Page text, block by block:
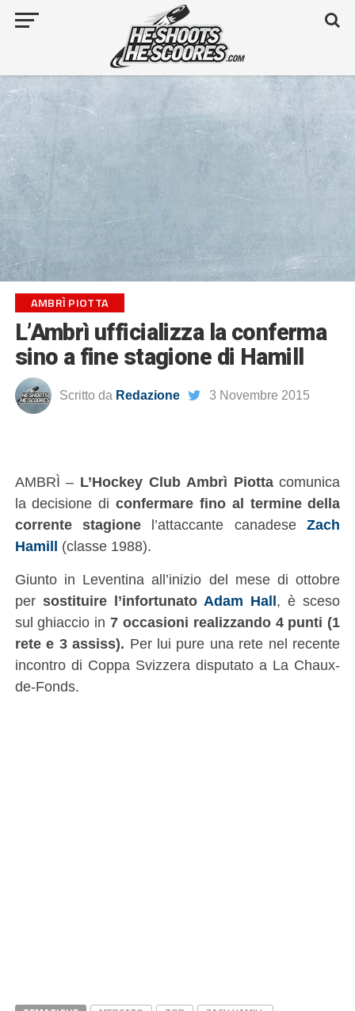
AMBRÌ PIOTTA
L’Ambrì ufficializza la conferma
sino a fine stagione di Hamill
Scritto da Redazione 3 Novembre 2015
AMBRÌ – L’Hockey Club Ambrì Piottacomunica
la decisione diconfermare fino al termine della
corrente stagione l’attaccante canadeseZach
Hamill (classe 1988).
Giunto in Leventina all’inizio del mese di ottobre
per sostituire l’infortunato Adam Hall, è sceso
sul ghiaccio in7 occasioni realizzando 4 punti (1
rete e 3 assiss). Per lui pure una rete nel recente
incontro di Coppa Svizzera disputato a La Chaux-
de-Fonds.